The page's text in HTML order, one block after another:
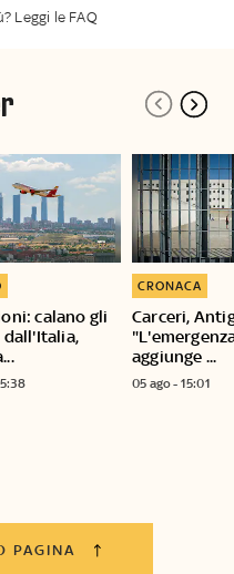
Leggi le FAQ
calano gli
dall'Italia,
Carceri,
aggiunge ...
CRONACA
05 ago - 15:01
PAGINA